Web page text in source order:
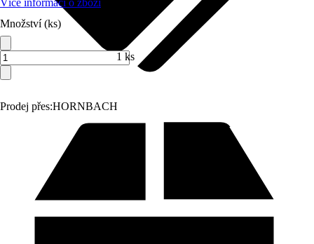
Prodej přes:HORNBACH
Více informací o zboží
Množství (ks)
1 ks